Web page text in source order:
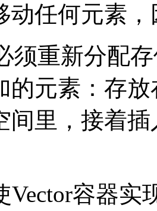
动任何元素
须重新分配
的元素：存
间里，接着
Vector容器